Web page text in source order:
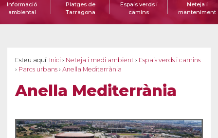
Informació
ambiental
Platges de
Tarragona
Espais verds i
camins
Neteja i
manteniment
Esteu aquí: Inici › Neteja i medi ambient › Espais verds i camins
› Parcs urbans › Anella Mediterrània
Anella Mediterrània